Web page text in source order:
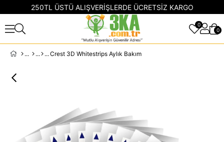
250TL ÜSTÜ ALIŞVERİŞLERDE ÜCRETSİZ KARGO
0
0
Crest 3D Whitestrips Aylık Bakım